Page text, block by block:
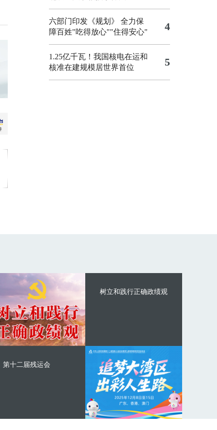
六部门印发《规划》 全力保
障百姓"吃得放心""住得安心"
4
1.25亿千瓦！我国核电在运和
核准在建规模居世界首位
5
树立和践行正确政绩观
第十二届残运会